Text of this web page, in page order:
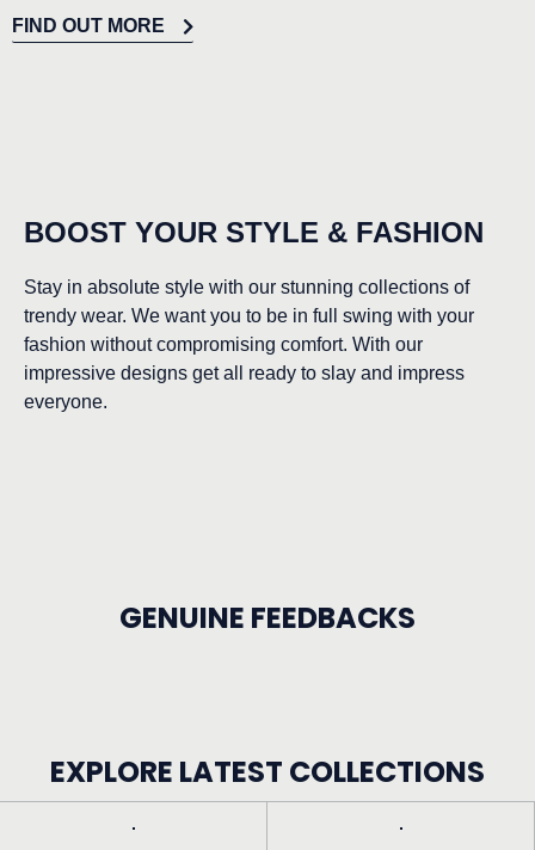
FIND OUT MORE
BOOST YOUR STYLE & FASHION
Stay in absolute style with our stunning collections of
trendy wear. We want you to be in full swing with your
fashion without compromising comfort. With our
impressive designs get all ready to slay and impress
everyone.
GENUINE FEEDBACKS
EXPLORE LATEST COLLECTIONS